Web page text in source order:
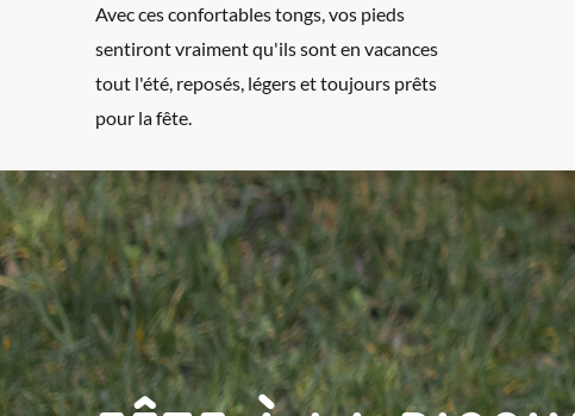
Avec ces confortables tongs, vos pieds
sentiront vraiment qu'ils sont en vacances
tout l'été, reposés, légers et toujours prêts
pour la fête.